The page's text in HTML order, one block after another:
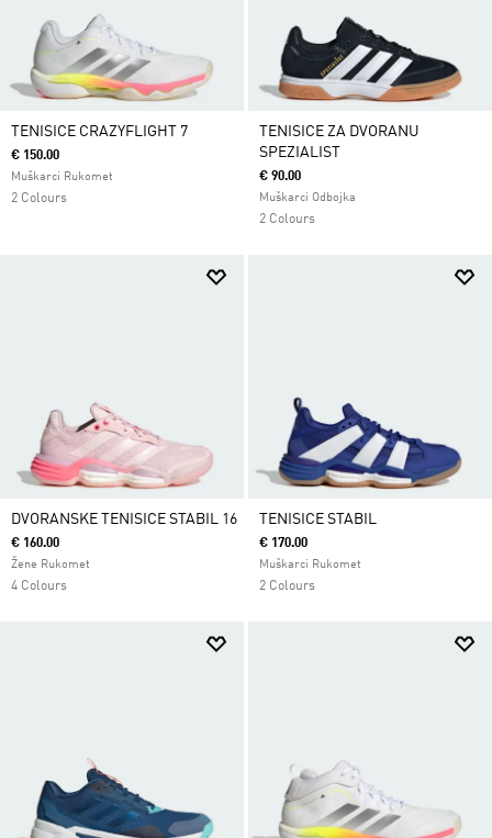
TENISICE CRAZYFLIGHT 7
€ 150.00
Muškarci Rukomet
2 Colours
TENISICE ZA DVORANU
SPEZIALIST
€ 90.00
Muškarci Odbojka
2 Colours
DVORANSKE TENISICE STABIL 16
€ 160.00
Žene Rukomet
4 Colours
TENISICE STABIL
€ 170.00
Muškarci Rukomet
2 Colours